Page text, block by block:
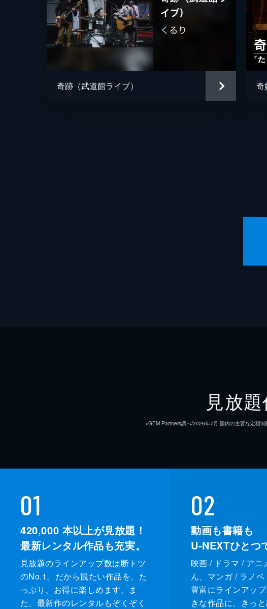
奇跡（武道館ライブ）
見放
※GEM Partners調べ/2026年7⽉ 国内の主要な定額制
01
420,000 本以上が見放題！
最新レンタル作品も充実。
見放題のラインアップ数は断トツ
のNo.1。だから観たい作品を、た
っぷり、お得に楽しめます。ま
た、最新作のレンタルもぞくぞく
02
動画も書籍も
U-NEXTひとつ
映画 / ドラマ / アニ
ん、マンガ / ラノ
豊富にラインアッ
きな作品に、きっと